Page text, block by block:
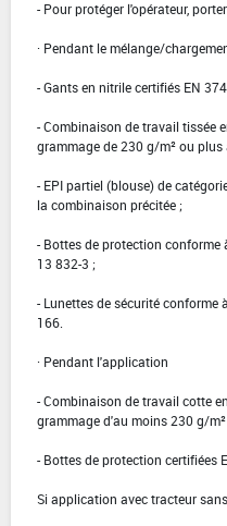
- Pour protéger l'opérateur,
· Pendant le mélange/
- Gants en nitrile certifiés EN
- Combinaison de travail tissée
grammage de 230 g/m² ou
- EPI partiel (blouse) de
la combinaison précitée ;
- Bottes de protection conforme
13 832-3 ;
- Lunettes de sécurité conforme
166.
· Pendant l'application
- Combinaison de travail cotte
grammage d'au moins 230 g/
- Bottes de protection certifiées
Si application avec tracteur